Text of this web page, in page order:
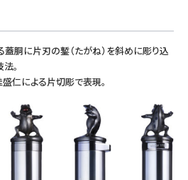
胴に片刃の鏨（たがね）を斜めに彫り込
。
仁による片切彫で表現。